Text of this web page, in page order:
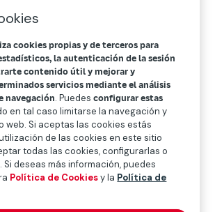
(1998), que provocaron
naturales. Aunque se
las precauciones, la
-y muy especialmente la
, puede ocasionar
tipo.
del seguro por estos
ha estado presente. En
cookies propias y de terceros para
la autenticación de la sesión
contenido útil y mejorar y
servicios mediante el análisis
navegación. Puedesconfigurar estas
en tal caso limitarse la navegación y
web. Si aceptas las cookies estás
de las cookies en este sitio
todas las cookies, configurarlas o
deseas más información, puedes
Política de Cookiesy la Política de